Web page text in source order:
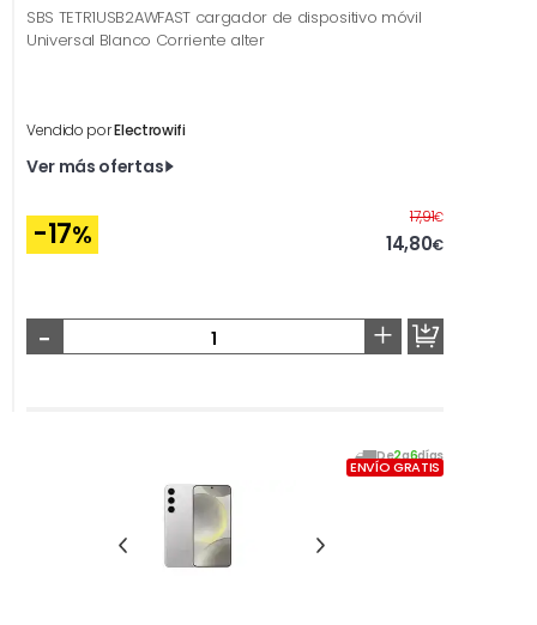
SBS TETR1USB2AWFAST cargador de dispositivo móvil
Universal Blanco Corriente alter
Vendido porElectrowifi
Ver más ofertas
-17%
17,91€Antes
14,80€
- +
De2a6días
ENVÍO GRATIS